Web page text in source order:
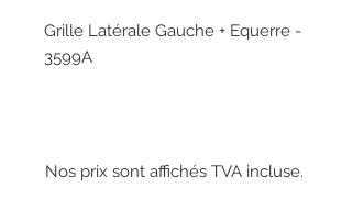
Grille Latérale Gauche + Equerre -
3599A
Nos prix sont affichés TVA incluse.